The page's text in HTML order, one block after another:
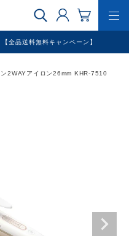
全品送料無料キャンペーン】
ン2WAYアイロン26mm KHR-7510